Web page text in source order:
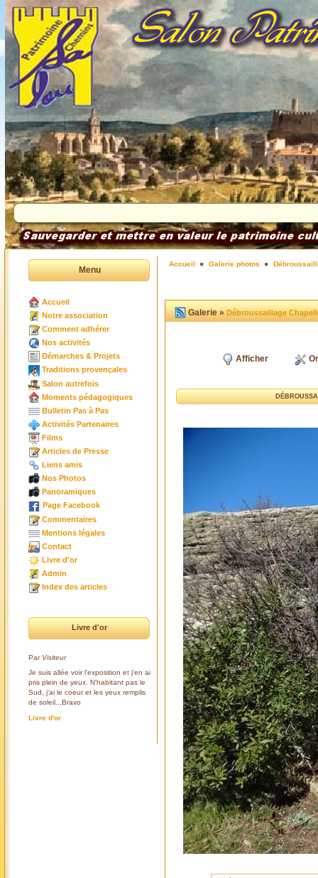
Menu
Accueil
Notre association
Comment adhérer
Nos activités
Démarches & Projets
Traditions provençales
Salon autrefois
Moments pédagogiques
Bulletin Pas à Pas
Activités Partenaires
Films
Articles de Presse
Liens amis
Nos Photos
Panoramiques
Page Facebook
Commentaires
Mentions légales
Contact
Livre d'or
Admin
Index des articles
Livre d'or
Par Visiteur
Je suis allée voir l'exposition et j'en ai
pris plein de yeux. N'habitant pas le
Sud, j'ai le coeur et les yeux remplis
de soleil...Bravo
Livre d'or
Accueil Galerie photos
Galerie »Débroussaillage
Afficher